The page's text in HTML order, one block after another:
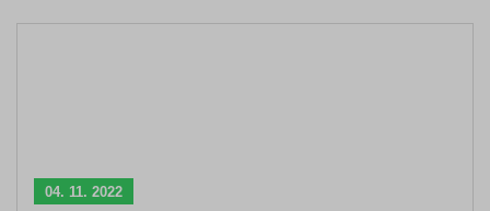
04. 11. 2022